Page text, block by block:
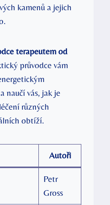
kamenů a jejich
terapeutem od
průvodce vám
naučí vás, jak je
různých
obtíží.
Autoři
Petr
Gross